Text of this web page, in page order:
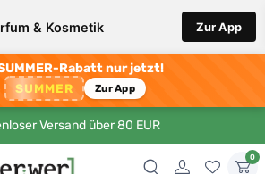
& Kosmetik Zur App
Rabatt nur jetzt!
SUMMER Zur App
Versand über 80 EUR
0